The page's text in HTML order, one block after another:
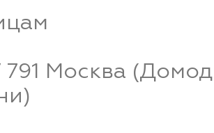
791 Москва